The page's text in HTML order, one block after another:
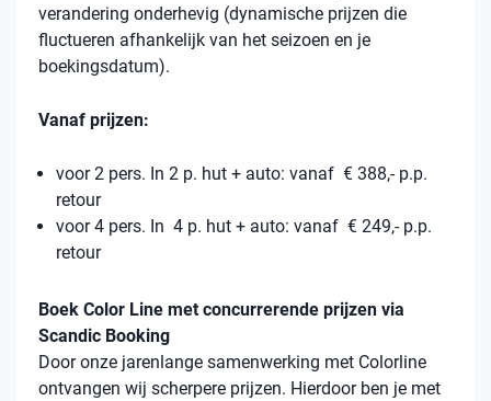
verandering onderhevig (dynamische prijzen die
fluctueren afhankelijk van het seizoen en je
boekingsdatum).
Vanaf prijzen:
voor 2 pers. In 2 p. hut + auto: vanaf € 388,- p.p.
retour
voor 4 pers. In 4 p. hut + auto: vanaf € 249,- p.p.
retour
Boek Color Line met concurrerende prijzen via
Scandic Booking
Door onze jarenlange samenwerking met Colorline
ontvangen wij scherpere prijzen. Hierdoor ben je met